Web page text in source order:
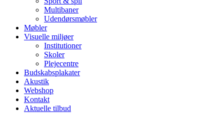
Multibaner
Udendørsmøbler
Møbler
Visuelle miljøer
Institutioner
Skoler
Plejecentre
Budskabsplakater
Akustik
Webshop
Kontakt
Aktuelle tilbud